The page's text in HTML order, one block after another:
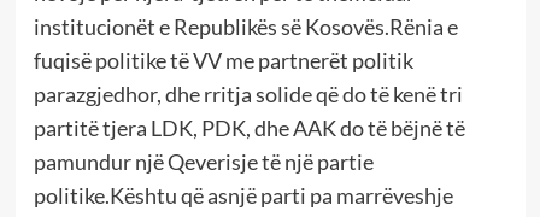
institucionët e Republikës së Kosovës.Rënia e
fuqisë politike të VV me partnerët politik
parazgjedhor, dhe rritja solide që do të kenë tri
partitë tjera LDK, PDK, dhe AAK do të bëjnë të
pamundur një Qeverisje të një partie
politike.Kështu që asnjë parti pa marrëveshje